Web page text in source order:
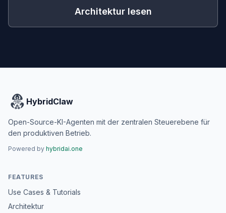
Architektur lesen
HybridClaw
Open-Source-KI-Agenten mit der zentralen Steuerebene für
den produktiven Betrieb.
Powered by hybridai.one
FEATURES
Use Cases & Tutorials
Architektur